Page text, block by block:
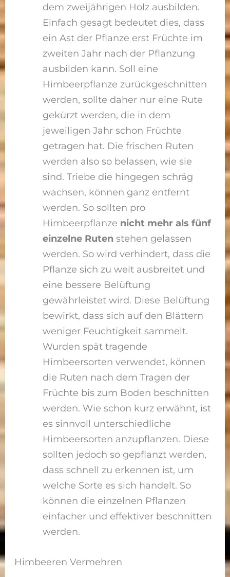
dem zweijährigen Holz ausbilden.
Einfach gesagt bedeutet dies, dass
ein Ast der Pflanze erst Früchte im
zweiten Jahr nach der Pflanzung
ausbilden kann. Soll eine
Himbeerpflanze zurückgeschnitten
werden, sollte daher nur eine Rute
gekürzt werden, die in dem
jeweiligen Jahr schon Früchte
getragen hat. Die frischen Ruten
werden also so belassen, wie sie
sind. Triebe die hingegen schräg
wachsen, können ganz entfernt
werden. So sollten pro
Himbeerpflanze nicht mehr als fünf
einzelne Rutenstehen gelassen
werden. So wird verhindert, dass die
Pflanze sich zu weit ausbreitet und
eine bessere Belüftung
gewährleistet wird. Diese Belüftung
bewirkt, dass sich auf den Blättern
weniger Feuchtigkeit sammelt.
Wurden spät tragende
Himbeersorten verwendet, können
die Ruten nach dem Tragen der
Früchte bis zum Boden beschnitten
werden. Wie schon kurz erwähnt, ist
es sinnvoll unterschiedliche
Himbeersorten anzupflanzen. Diese
sollten jedoch so gepflanzt werden,
dass schnell zu erkennen ist, um
welche Sorte es sich handelt. So
können die einzelnen Pflanzen
einfacher und effektiver beschnitten
werden.
Himbeeren Vermehren